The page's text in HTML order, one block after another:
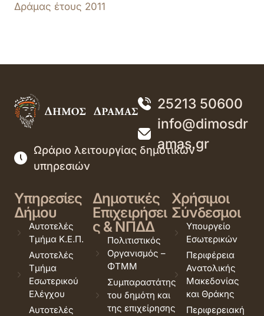
Δράμας έτους 2011
25213 50600
info@dimosdr
amas.gr
Ωράριο λειτουργίας δημοτικών
υπηρεσιών
Υπηρεσίες
Δήμου
Αυτοτελές
Τμήμα Κ.Ε.Π.
Αυτοτελές
Τμήμα
Εσωτερικού
Ελέγχου
Αυτοτελές
Δημοτικές
Επιχειρήσει
ς & ΝΠΔΔ
Πολιτιστικός
Οργανισμός –
ΦΤΜΜ
Συμπαραστάτης
του δημότη και
της επιχείρησης
Χρήσιμοι
Σύνδεσμοι
Υπουργείο
Εσωτερικών
Περιφέρεια
Ανατολικής
Μακεδονίας
και Θράκης
Περιφερειακή